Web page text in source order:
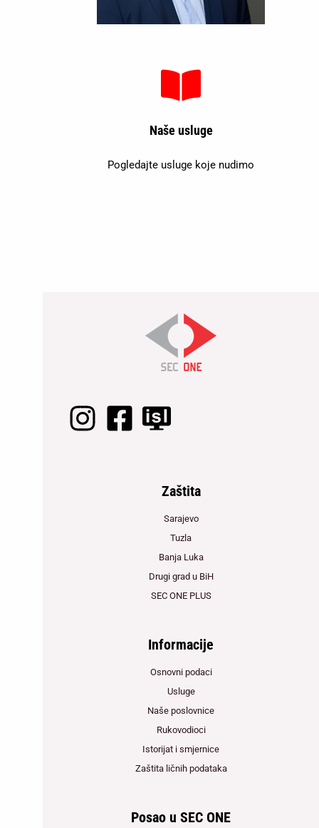
Naše usluge
Pogledajte usluge koje nudimo
Zaštita
Sarajevo
Tuzla
Banja Luka
Drugi grad u BiH
SEC ONE PLUS
Informacije
Osnovni podaci
Usluge
Naše poslovnice
Rukovodioci
Istorijat i smjernice
Zaštita ličnih podataka
Posao u SEC ONE